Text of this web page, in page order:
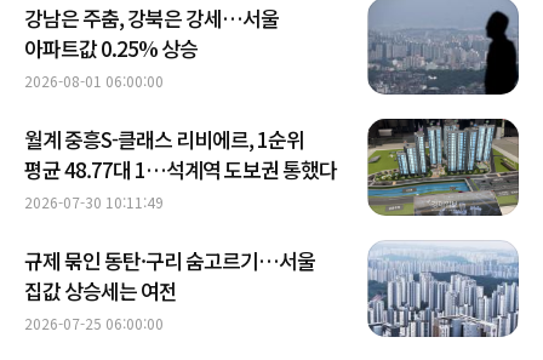
강남은 주춤, 강북은 강세…서울
아파트값 0.25% 상승
2026-08-01 06:00:00
월계 중흥S-클래스 리비에르, 1순위
평균 48.77대 1…석계역 도보권 통했다
2026-07-30 10:11:49
규제 묶인 동탄·구리 숨고르기…서울
집값 상승세는 여전
2026-07-25 06:00:00